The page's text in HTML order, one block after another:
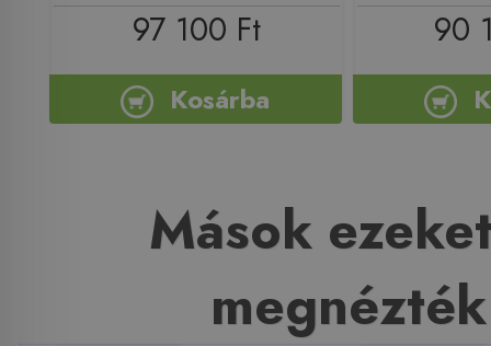
97 100 Ft
Kosárba
90
Mások
megnézték